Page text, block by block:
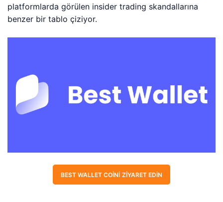
platformlarda görülen insider trading skandallarına
benzer bir tablo çiziyor.
BEST WALLET COINI ZIYARET EDIN